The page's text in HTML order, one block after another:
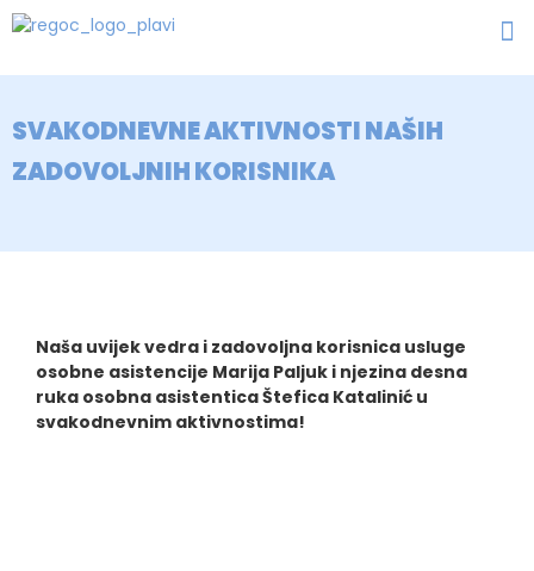
SVAKODNEVNE AKTIVNOSTI NAŠIH
ZADOVOLJNIH KORISNIKA
Naša uvijek vedra i zadovoljna korisnica usluge
osobne asistencije Marija Paljuk i njezina desna
ruka osobna asistentica Štefica Katalinić u
svakodnevnim aktivnostima!